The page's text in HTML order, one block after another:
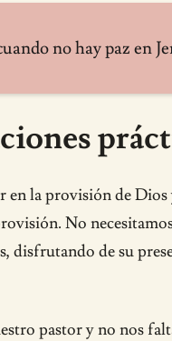
no hay paz en
en la provisión de
No
disfrutando de su
pastor y no nos